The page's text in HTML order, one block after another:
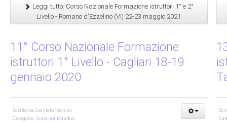
Leggi tutto: Corso Nazionale Formazione istruttori 1° e 2°
Livello - Romano d'Ezzelino (VI) 22-23 maggio 2021
11° Corso Nazionale Formazione
istruttori 1° Livello - Cagliari 18-19
gennaio 2020
Scritto da Comitato Tecnico
Categoria:Corsi per istruttori